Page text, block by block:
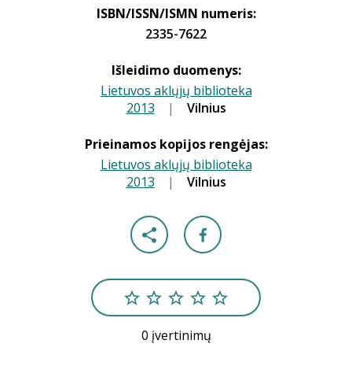
ISBN/ISSN/ISMN numeris:
2335-7622
Išleidimo duomenys:
Lietuvos aklųjų biblioteka
2013 | Vilnius
Prieinamos kopijos rengėjas:
Lietuvos aklųjų biblioteka
2013 | Vilnius
0 įvertinimų